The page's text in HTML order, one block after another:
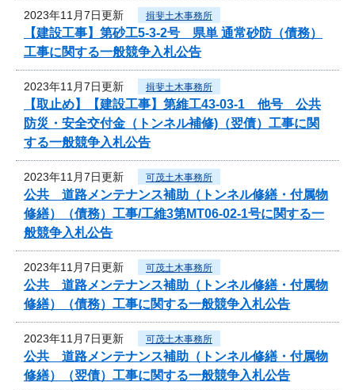
2023年11月7日更新 揖斐土木事務所
【建設工事】第砂工5-3-2号 県単 通常砂防（債務）
工事に関する一般競争入札公告
2023年11月7日更新 揖斐土木事務所
【取止め】【建設工事】第維工43-03-1 他号 公共
防災・安全交付金（トンネル補修)（翌債）工事に関
する一般競争入札公告
2023年11月7日更新 可茂土木事務所
公共 道路メンテナンス補助（トンネル修繕・付属物
修繕）（債務）工事/工維3第MT06-02-1号に関する一
般競争入札公告
2023年11月7日更新 可茂土木事務所
公共 道路メンテナンス補助（トンネル修繕・付属物
修繕）（債務）工事に関する一般競争入札公告
2023年11月7日更新 可茂土木事務所
公共 道路メンテナンス補助（トンネル修繕・付属物
修繕）（翌債）工事に関する一般競争入札公告